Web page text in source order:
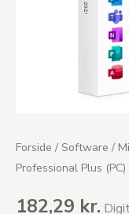
Forside / Software /
Professional Plus (PC)
182,29 kr.